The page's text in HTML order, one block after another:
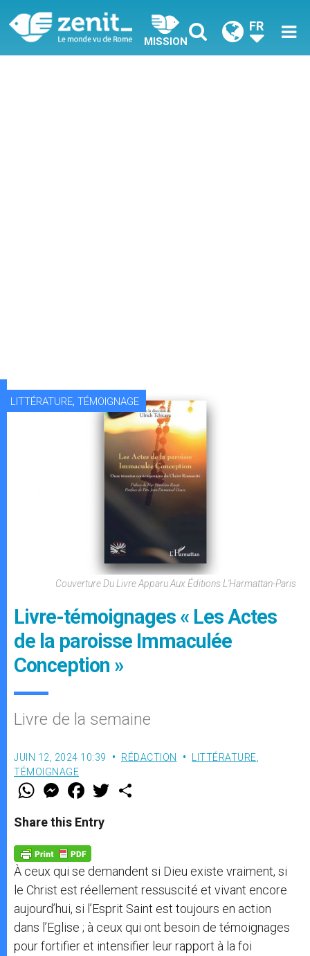
MISSION
FR
LITTÉRATURE, TÉMOIGNAGE
Couverture Du Livre Apparu Aux Éditions L'Harmattan-Paris
Livre-témoignages « Les Actes
de la paroisse Immaculée
Conception »
Livre de la semaine
JUIN 12, 2024 10:39 RÉDACTION LITTÉRATURE
TÉMOIGNAGE
W
t
s
p
p
M
e
s
e
g
e
r
F
a
e
b
o
k
w
Share this Entry
À ceux qui se demandent si Dieu existe vraiment, si
le Christ est réellement ressuscité et vivant encore
aujourd’hui, si l’Esprit Saint est toujours en action
dans l’Eglise ; à ceux qui ont besoin de témoignages
pour fortifier et intensifier leur rapport à la foi